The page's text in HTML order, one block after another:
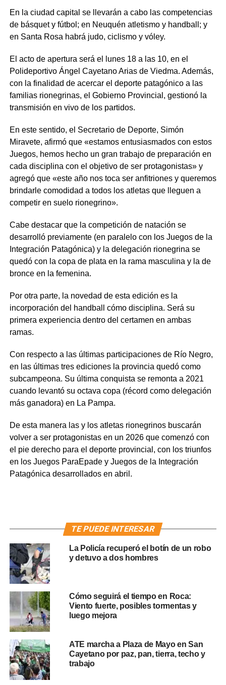
En la ciudad capital se llevarán a cabo las competencias
de básquet y fútbol; en Neuquén atletismo y handball; y
en Santa Rosa habrá judo, ciclismo y vóley.
El acto de apertura será el lunes 18 a las 10, en el
Polideportivo Ángel Cayetano Arias de Viedma. Además,
con la finalidad de acercar el deporte patagónico a las
familias rionegrinas, el Gobierno Provincial, gestionó la
transmisión en vivo de los partidos.
En este sentido, el Secretario de Deporte, Simón
Miravete, afirmó que «estamos entusiasmados con estos
Juegos, hemos hecho un gran trabajo de preparación en
cada disciplina con el objetivo de ser protagonistas» y
agregó que «este año nos toca ser anfitriones y queremos
brindarle comodidad a todos los atletas que lleguen a
competir en suelo rionegrino».
Cabe destacar que la competición de natación se
desarrolló previamente (en paralelo con los Juegos de la
Integración Patagónica) y la delegación rionegrina se
quedó con la copa de plata en la rama masculina y la de
bronce en la femenina.
Por otra parte, la novedad de esta edición es la
incorporación del handball cómo disciplina. Será su
primera experiencia dentro del certamen en ambas
ramas.
Con respecto a las últimas participaciones de Río Negro,
en las últimas tres ediciones la provincia quedó como
subcampeona. Su última conquista se remonta a 2021
cuando levantó su octava copa (récord como delegación
más ganadora) en La Pampa.
De esta manera las y los atletas rionegrinos buscarán
volver a ser protagonistas en un 2026 que comenzó con
el pie derecho para el deporte provincial, con los triunfos
en los Juegos ParaEpade y Juegos de la Integración
Patagónica desarrollados en abril.
TE PUEDE INTERESAR
La Policía recuperó el botín de un robo
y detuvo a dos hombres
Cómo seguirá el tiempo en Roca:
Viento fuerte, posibles tormentas y
luego mejora
ATE marcha a Plaza de Mayo en San
Cayetano por paz, pan, tierra, techo y
trabajo